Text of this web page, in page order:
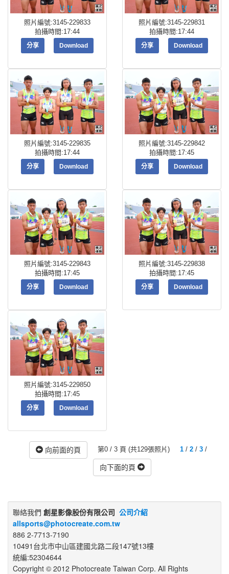
照片編號:3145-229833
拍攝時間:17:44
分享 Download
照片編號:3145-229831
拍攝時間:17:44
分享 Download
照片編號:3145-229835
拍攝時間:17:44
分享 Download
照片編號:3145-229842
拍攝時間:17:45
分享 Download
照片編號:3145-229843
拍攝時間:17:45
分享 Download
照片編號:3145-229838
拍攝時間:17:45
分享 Download
照片編號:3145-229850
拍攝時間:17:45
分享 Download
向前面的頁 第0 / 3 頁 (共129張照片) 1/ 2/ 3/
向下面的頁
聯絡我們 創星影像股份有限公司 公司介紹
allsports@photocreate.com.tw
886 2-7713-7190
10491台北市中山區建國北路二段147號13樓
統編:52304644
Copyright © 2012 Photocreate Taiwan Corp. All Rights